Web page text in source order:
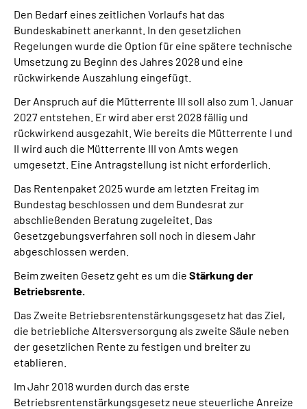
Den Bedarf eines zeitlichen Vorlaufs hat das
Bundeskabinett anerkannt. In den gesetzlichen
Regelungen wurde die Option für eine spätere technische
Umsetzung zu Beginn des Jahres 2028 und eine
rückwirkende Auszahlung eingefügt.
Der Anspruch auf die Mütterrente III soll also zum 1. Januar
2027 entstehen. Er wird aber erst 2028 fällig und
rückwirkend ausgezahlt. Wie bereits die Mütterrente I und
II wird auch die Mütterrente III von Amts wegen
umgesetzt. Eine Antragstellung ist nicht erforderlich.
Das Rentenpaket 2025 wurde am letzten Freitag im
Bundestag beschlossen und dem Bundesrat zur
abschließenden Beratung zugeleitet. Das
Gesetzgebungsverfahren soll noch in diesem Jahr
abgeschlossen werden.
Beim zweiten Gesetz geht es um die Stärkung der
Betriebsrente.
Das Zweite Betriebsrentenstärkungsgesetz hat das Ziel,
die betriebliche Altersversorgung als zweite Säule neben
der gesetzlichen Rente zu festigen und breiter zu
etablieren.
Im Jahr 2018 wurden durch das erste
Betriebsrentenstärkungsgesetz neue steuerliche Anreize